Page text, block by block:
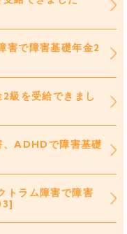
害で障害基礎年金2
2級を受給できまし
、ADHDで障害基礎
トラム障害で障害